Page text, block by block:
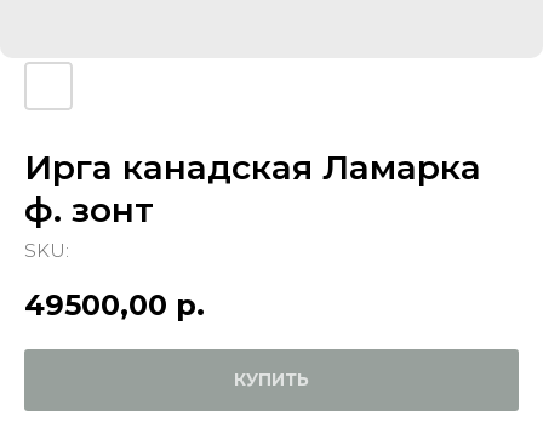
Ирга канадская Ламарка
ф. зонт
SKU:
49500,00 р.
КУПИТЬ